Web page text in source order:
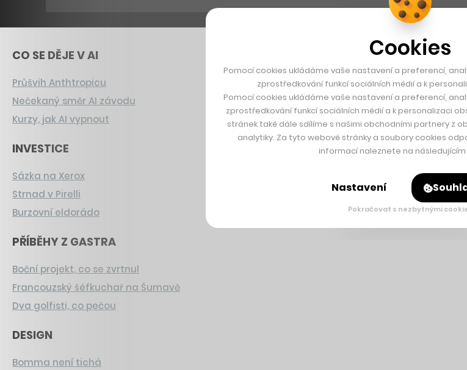
CO SE DĚJE V AI
Průšvih Anthtropicu
Nečekaný směr AI závodu
Kurzy, jak AI vypnout
INVESTICE
Sázka na Xerox
Strnad v Pirelli
Burzovní eldorádo
PŘÍBĚHY Z GASTRA
Boční projekt, co se zvrtnul
Francouzský šéfkuchař na Šumavě
Dva golfisti, co pečou
DESIGN
Bomma není tichá
Cookies
Pomocí cookies ukládáme vaše nastavení a preferencí,
zprostředkování funkcí sociálních médií a k
Pomocí cookies ukládáme vaše nastavení a preferencí,
zprostředkování funkcí sociálních médií a k personalizaci
stránek také dále sdílíme s našimi obchodními partnery z
analytiky. Za tyto webové stránky a soubory cookies
informací naleznete na následujícím
Nastavení
Pokračovat s nezbytnými